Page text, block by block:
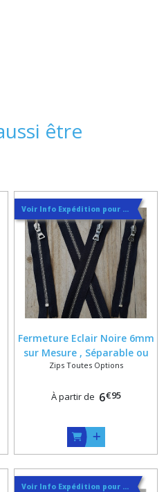
être
Voir Info Expédition pour Régler les Frais de Port au Meilleur Prix , En haut d'ecran à Droite
Fermeture Eclair Noire 6mm
sur Mesure , Séparable ou
Fermée , Glissière Argent ,
fusil
Zips Toutes Options
À partir de 6€95
Voir Info Expédition pour Régler les Frais de Port au Meilleur Prix , En haut d'ecran à Droite